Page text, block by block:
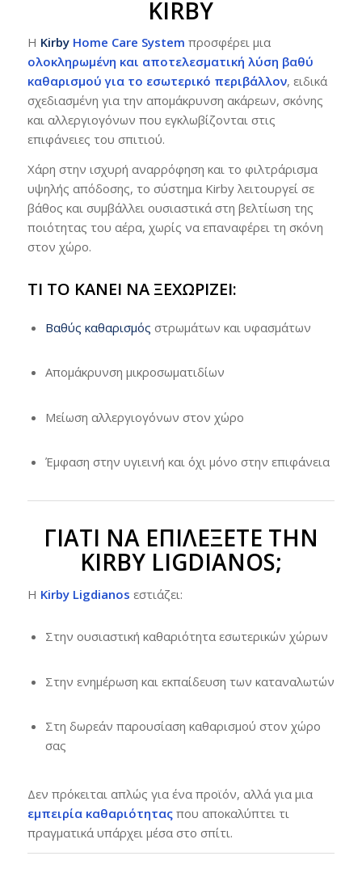
KIRBY
Η KirbyHome Care System προσφέρει μια
ολοκληρωμένη και αποτελεσματική λύση βαθύ
καθαρισμού για το εσωτερικό περιβάλλον, ειδικά
σχεδιασμένη για την απομάκρυνση ακάρεων, σκόνης
και αλλεργιογόνων που εγκλωβίζονται στις
επιφάνειες του σπιτιού.
Χάρη στην ισχυρή αναρρόφηση και το φιλτράρισμα
υψηλής απόδοσης, το σύστημα Kirby λειτουργεί σε
βάθος και συμβάλλει ουσιαστικά στη βελτίωση της
ποιότητας του αέρα, χωρίς να επαναφέρει τη σκόνη
στον χώρο.
ΤΙ ΤΟ ΚΆΝΕΙ ΝΑ ΞΕΧΩΡΊΖΕΙ:
Βαθύς καθαρισμός στρωμάτων και υφασμάτων
Απομάκρυνση μικροσωματιδίων
Μείωση αλλεργιογόνων στον χώρο
Έμφαση στην υγιεινή και όχι μόνο στην επιφάνεια
ΓΙΑΤΊ ΝΑ ΕΠΙΛΈΞΕΤΕ ΤΗΝ
KIRBY LIGDIANOS;
Η Kirby Ligdianos εστιάζει:
Στην ουσιαστική καθαριότητα εσωτερικών χώρων
Στην ενημέρωση και εκπαίδευση των καταναλωτών
Στη δωρεάν παρουσίαση καθαρισμού στον χώρο
σας
Δεν πρόκειται απλώς για ένα προϊόν, αλλά για μια
εμπειρία καθαριότηταςπου αποκαλύπτει τι
πραγματικά υπάρχει μέσα στο σπίτι.